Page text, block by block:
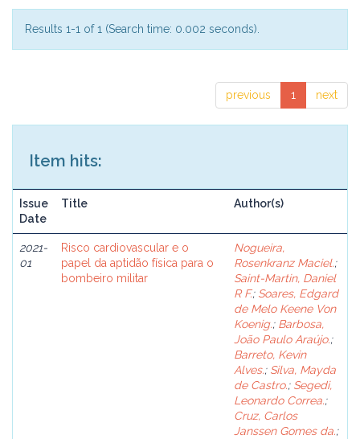
Results 1-1 of 1 (Search time: 0.002 seconds).
previous 1 next
Item hits:
Issue
Date
Title Author(s)
2021-
01
Risco cardiovascular e o
papel da aptidão física para o
bombeiro militar
Nogueira,
Rosenkranz Maciel.;
Saint-Martin, Daniel
R F.; Soares, Edgard
de Melo Keene Von
Koenig.; Barbosa,
João Paulo Araújo.;
Barreto, Kevin
Alves.; Silva, Mayda
de Castro.; Segedi,
Leonardo Correa.;
Cruz, Carlos
Janssen Gomes da.;